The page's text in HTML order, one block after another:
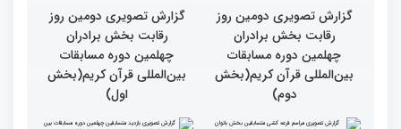
برگزار شد
استقبال بی‌نظیر کودکان و
نوجوانان/ نگاهی به حواشی
دومین روز مسابقات جهانی
قرآن به میزبانی ایران